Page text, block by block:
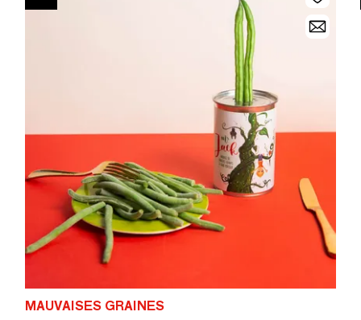
MAUVAISES GRAINES